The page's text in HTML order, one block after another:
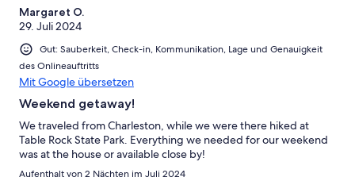
Margaret O.
29. Juli 2024
Gut: Sauberkeit, Check-in, Kommunikation, Lage und Genauigkeit
des Onlineauftritts
Mit Google übersetzen
Weekend getaway!
We traveled from Charleston, while we were there hiked at
Table Rock State Park. Everything we needed for our weekend
was at the house or available close by!
Aufenthalt von 2 Nächten im Juli 2024